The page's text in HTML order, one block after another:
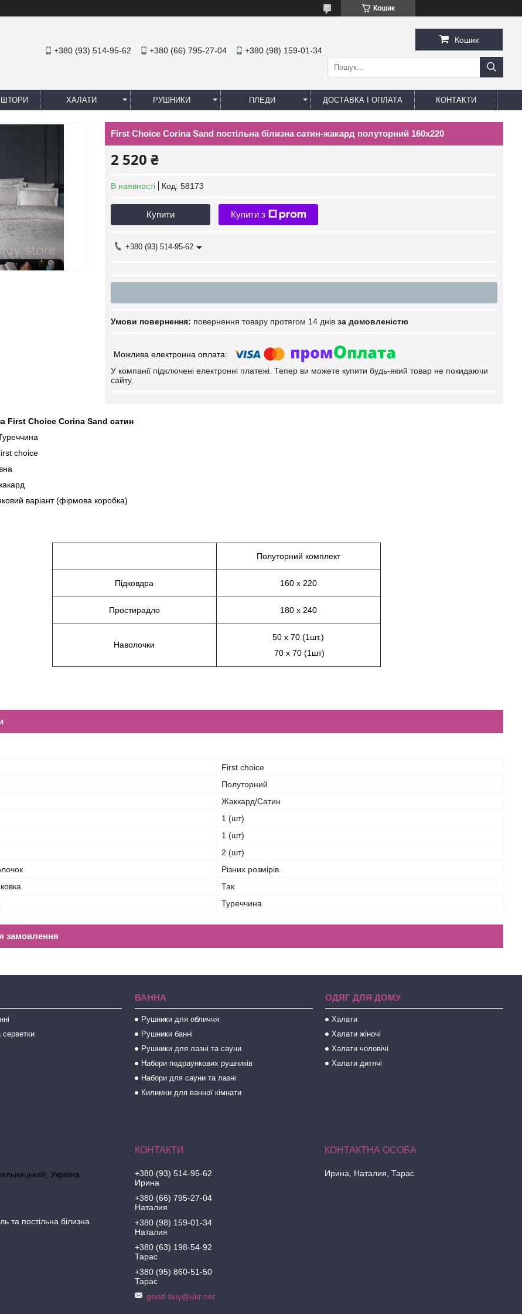
Кошик
+380 (93) 514-95-62 +380 (66) 795-27-04 +380 (98) 159-01-34
Кошик
ШТОРИ ХАЛАТИ РУШНИКИ ПЛЕДИ ДОСТАВКА І ОПЛАТА КОНТАКТИ
First Choice Corina Sand постільна білизна сатин-жакард полуторний 160х220
2 520 ₴
В наявності Код: 58173
Купити Купити з
+380 (93) 514-95-62
повернення товару протягом 14 днів за домовленістю
У компанії підключені електронні платежі. Тепер ви можете купити будь-який товар не покидаючи
сайту.
First Choice Corina Sand сатин
choice
варіант (фірмова коробка)
Полуторний комплект
Підковдра 160 х 220
Простирадло 180 х 240
Наволочки
50 х 70 (1шт.)
70 х 70 (1шт)
First choice
Полуторний
Жаккард/Сатин
1 (шт)
1 (шт)
2 (шт)
Різних розмірів
Так
Туреччина
замовлення
серветки
ВАННА
Рушники для обличчя
Рушники банні
Рушники для лазні та сауни
Набори подраункових рушників
Набори для сауни та лазні
Килимки для ванної кімнати
ОДЯГ ДЛЯ ДОМУ
Халати
Халати жіночі
Халати чоловічі
Халати дитячі
Україна
та постільна білизна
+380 (93) 514-95-62
Ирина
+380 (66) 795-27-04
Наталия
+380 (98) 159-01-34
Наталия
+380 (63) 198-54-92
Тарас
+380 (95) 860-51-50
Тарас
good-buy@ukr.net
Ирина, Наталия, Тарас